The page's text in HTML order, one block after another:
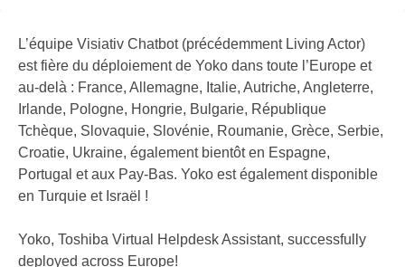
L’équipe Visiativ Chatbot (précédemment Living Actor)
est fière du déploiement de Yoko dans toute l’Europe et
au-delà : France, Allemagne, Italie, Autriche, Angleterre,
Irlande, Pologne, Hongrie, Bulgarie, République
Tchèque, Slovaquie, Slovénie, Roumanie, Grèce, Serbie,
Croatie, Ukraine, également bientôt en Espagne,
Portugal et aux Pay-Bas. Yoko est également disponible
en Turquie et Israël !
Yoko, Toshiba Virtual Helpdesk Assistant, successfully
deployed across Europe!